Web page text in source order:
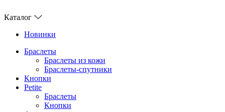
Каталог
Новинки
Браслеты
Браслеты из кожи
Браслеты-спутники
Кнопки
Petite
Браслеты
Кнопки